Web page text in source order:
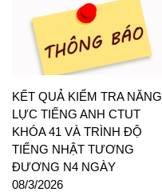
KẾT QUẢ KIỂM TRA NĂNG
LỰC TIẾNG ANH CTUT
KHÓA 41 VÀ TRÌNH ĐỘ
TIẾNG NHẬT TƯƠNG
ĐƯƠNG N4 NGÀY
08/3/2026